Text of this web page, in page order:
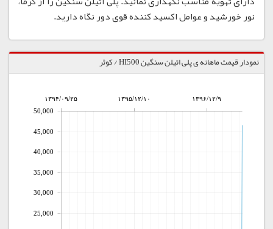
نور خورشید و عوامل اکسید کننده قوی دور نگاه دارید.
نمودار قیمت ماهانه ی پلی اتیلن سنگین HI500 / کوثر
۱۳۹۴/۰۹/۲۵ ۱۳۹۵/۱۲/۱۰ ۱۳۹۶/۱۲/۹
25,000
30,000
35,000
40,000
45,000
50,000